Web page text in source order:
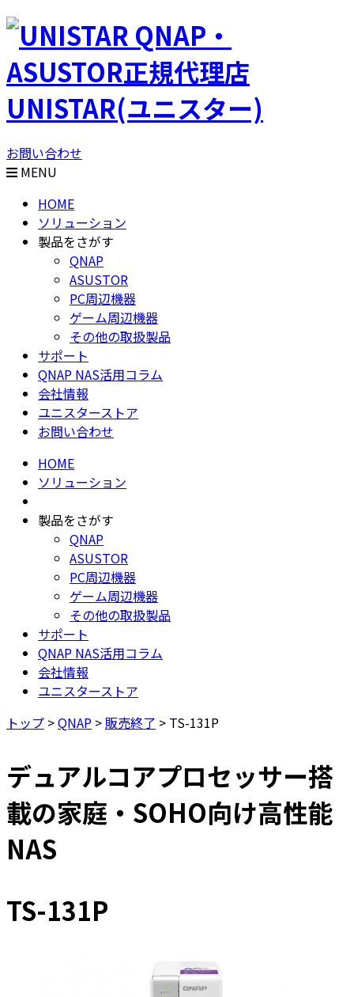
QNAP・
ASUSTOR正規代理店
UNISTAR(ユニスター)
お問い合わせ
MENU
HOME
ソリューション
製品をさがす
QNAP
ASUSTOR
PC周辺機器
ゲーム周辺機器
その他の取扱製品
サポート
QNAP NAS活用コラム
会社情報
ユニスターストア
お問い合わせ
HOME
ソリューション
製品をさがす
QNAP
ASUSTOR
PC周辺機器
ゲーム周辺機器
その他の取扱製品
サポート
QNAP NAS活用コラム
会社情報
ユニスターストア
トップ >QNAP >販売終了 > TS-131P
デュアルコアプロセッサー搭
載の家庭・SOHO向け高性能
NAS
TS-131P